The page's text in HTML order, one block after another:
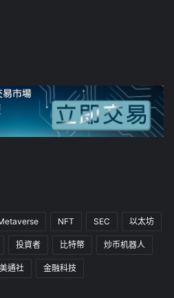
NFT SEC 以太坊
投資者 比特幣 炒币机器人
美通社 金融科技